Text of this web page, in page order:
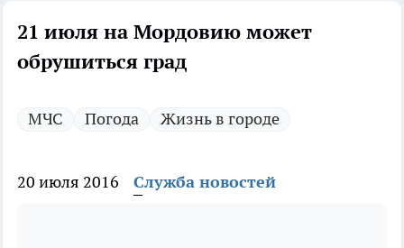
21 июля на Мордовию может
обрушиться град
МЧС Погода Жизнь в городе
20 июля 2016 Служба новостей